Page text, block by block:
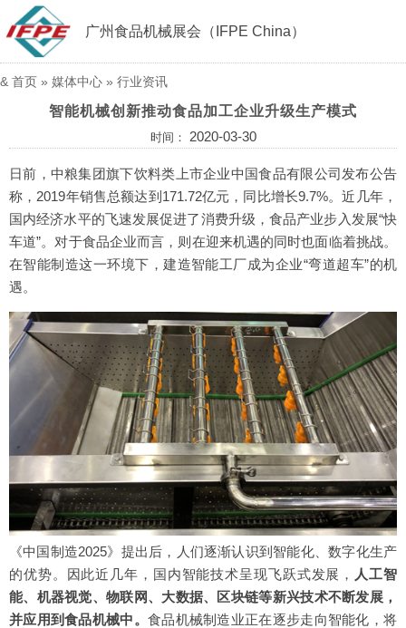
广州食品机械展会（IFPE China）
& 首页 » 媒体中心 » 行业资讯
智能机械创新推动食品加工企业升级生产模式
时间： 2020-03-30
日前，中粮集团旗下饮料类上市企业中国食品有限公司发布公告
称，2019年销售总额达到171.72亿元，同比增长9.7%。近几年，
国内经济水平的飞速发展促进了消费升级，食品产业步入发展“快
车道”。对于食品企业而言，则在迎来机遇的同时也面临着挑战。
在智能制造这一环境下，建造智能工厂成为企业“弯道超车”的机
遇。
《中国制造2025》提出后，人们逐渐认识到智能化、数字化生产
的优势。因此近几年，国内智能技术呈现飞跃式发展， 人工智
能、机器视觉、物联网、大数据、区块链等新兴技术不断发展，
并应用到食品机械中。 食品机械制造业正在逐步走向智能化，将